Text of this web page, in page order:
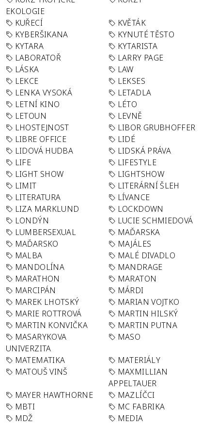
EKOLOGIE
KUŘECÍ
KVĚTÁK
KYBERŠIKANA
KYNUTÉ TĚSTO
KYTARA
KYTARISTA
LABORATOŘ
LARRY PAGE
LÁSKA
LAW
LEKCE
LEKSES
LENKA VYSOKÁ
LETADLA
LETNÍ KINO
LÉTO
LETOUN
LEVNĚ
LHOSTEJNOST
LIBOR GRUBHOFFER
LIBRE OFFICE
LIDÉ
LIDOVÁ HUDBA
LIDSKÁ PRÁVA
LIFE
LIFESTYLE
LIGHT SHOW
LIGHTSHOW
LIMIT
LITERÁRNÍ ŠLEH
LITERATURA
LÍVANCE
LIZA MARKLUND
LOCKDOWN
LONDÝN
LUCIE SCHMIEDOVÁ
LUMBERSEXUAL
MAĎARSKA
MAĎARSKO
MAJÁLES
MALBA
MALÉ DIVADLO
MANDOLÍNA
MANDRAGE
MARATHON
MARATON
MARCIPÁN
MÁRDI
MAREK LHOTSKÝ
MARIAN VOJTKO
MARIE ROTTROVÁ
MARTIN HILSKÝ
MARTIN KONVIČKA
MARTIN PUTNA
MASARYKOVA
UNIVERZITA
MASO
MATEMATIKA
MATERIÁLY
MATOUŠ VINŠ
MAXMILLIAN
APPELTAUER
MAYER HAWTHORNE
MAZLÍČCI
MBTI
MC FABRIKA
MDŽ
MEDIA